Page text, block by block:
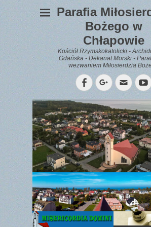
Parafia
Bożego w
Chłapowie
Kościół Rzymskokatolicki -
Gdańska - Dekanat Morski -
wezwaniem Miłosierdzia
Facebook
Gazetka
Parafialna